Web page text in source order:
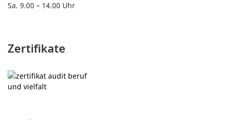
Sa. 9.00 – 14.00 Uhr
Zertifikate